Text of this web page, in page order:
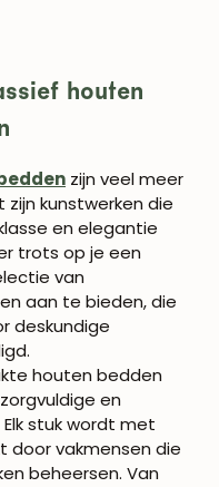
houten
zijn veel meer
kunstwerken die
en elegantie
trots op je een
van
aan te bieden, die
deskundige
houten bedden
en
stuk wordt met
door vakmensen die
beheersen. Van